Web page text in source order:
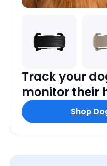
Track your
monitor their
Shop